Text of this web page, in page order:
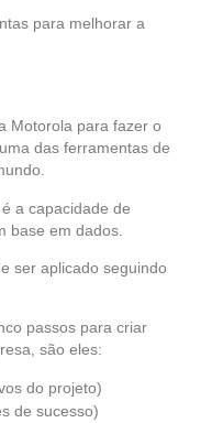
para melhorar a
Motorola para fazer o
das ferramentas de
a capacidade de
base em dados.
ser aplicado seguindo
passos para criar
são eles:
do projeto)
de sucesso)